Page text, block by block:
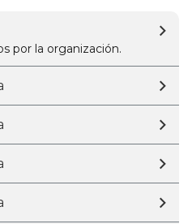
por la organización.